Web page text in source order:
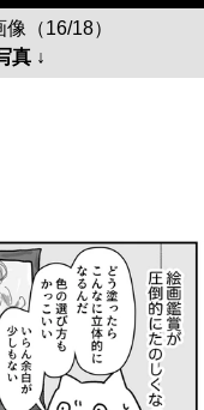
（16/18）
真 ↓